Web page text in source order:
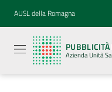
Vai al contenuto
Vai alla navigazione
Vai al footer
AUSL della Romagna
Azienda Unità
legale
Azienda
Unità
Locale della